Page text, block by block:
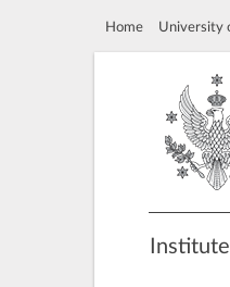
Home University